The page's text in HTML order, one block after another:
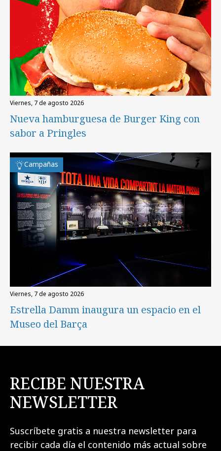
viernes, 7 de agosto 2026
Nueva hamburguesa de Burger King con
sabor a Pringles
Campañas
viernes, 7 de agosto 2026
Estrella Damm inaugura un espacio en el
Museo del Barça
RECIBE NUESTRA
NEWSLETTER
Suscríbete gratis a nuestra newsletter para
recibir cada día el contenido más actual sobre